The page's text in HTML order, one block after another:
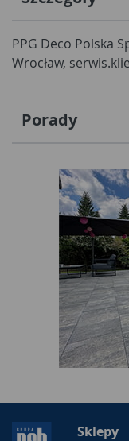
PPG Deco Polska
Wrocław,
Porady
Sklepy